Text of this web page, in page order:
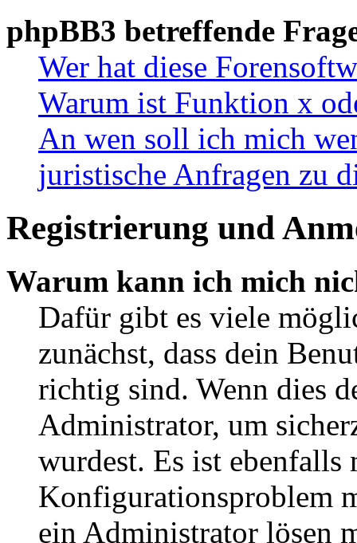
phpBB3 betreffende
Wer hat diese
Warum ist Funktion x
An wen soll ich mich
juristische Anfragen zu
Registrierung und
Warum kann ich mich
Dafür gibt es viele
zunächst, dass dein
richtig sind. Wenn dies
Administrator, um
wurdest. Es ist ebenfalls
Konfigurationsproblem
ein Administrator lösen